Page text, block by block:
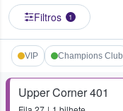
Filtros 1
VIP Champions Club
Upper Corner 401